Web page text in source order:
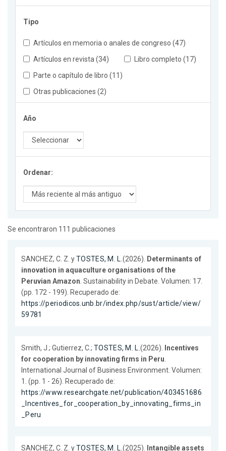
Tipo
Artículos en memoria o anales de congreso (47)
Artículos en revista (34)
Libro completo (17)
Parte o capítulo de libro (11)
Otras publicaciones (2)
Año
Ordenar:
Se encontraron 111 publicaciones
SANCHEZ, C. Z. yTOSTES, M. L.(2026). Determinants of
innovation in aquaculture organisations of the
Peruvian Amazon. Sustainability in Debate. Volumen: 17.
(pp. 172 - 199). Recuperado de:
https://periodicos.unb.br/index.php/sust/article/view/
59781
Smith, J.; Gutierrez, C.; TOSTES, M. L.(2026). Incentives
for cooperation by innovating firms in Peru.
International Journal of Business Environment. Volumen:
1. (pp. 1 - 26). Recuperado de:
https://www.researchgate.net/publication/403451686
_Incentives_for_cooperation_by_innovating_firms_in
_Peru
SANCHEZ, C. Z. yTOSTES, M. L.(2025). Intangible assets